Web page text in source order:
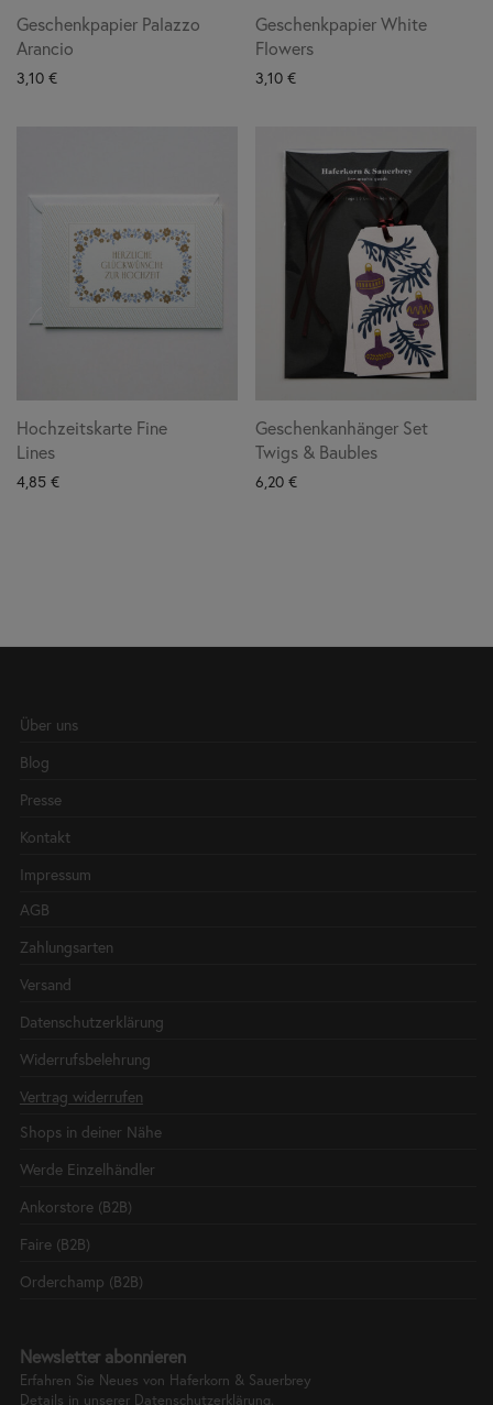
Geschenkpapier Palazzo
Arancio
3,10 €
Geschenkpapier White
Flowers
3,10 €
Hochzeitskarte Fine
Lines
4,85 €
Geschenkanhänger Set
Twigs & Baubles
6,20 €
Über uns
Blog
Presse
Kontakt
Impressum
AGB
Zahlungsarten
Versand
Datenschutzerklärung
Widerrufsbelehrung
Vertrag widerrufen
Shops in deiner Nähe
Werde Einzelhändler
Ankorstore (B2B)
Faire (B2B)
Orderchamp (B2B)
Newsletter abonnieren
Erfahren Sie Neues von Haferkorn & Sauerbrey
Details in unserer Datenschutzerklärung.